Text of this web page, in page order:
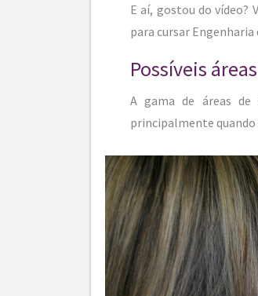
E aí, gostou do vídeo?
para cursar Engenharia
Possíveis
A gama de áreas de
principalmente